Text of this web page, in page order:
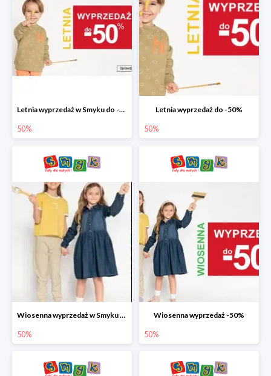
Letnia wyprzedaż w Smyku do -50%
50%
Letnia wyprzedaż do -50%
50%
Wiosenna wyprzedaż w Smyku do -50%
50%
Wiosenna wyprzedaż -50%
50%